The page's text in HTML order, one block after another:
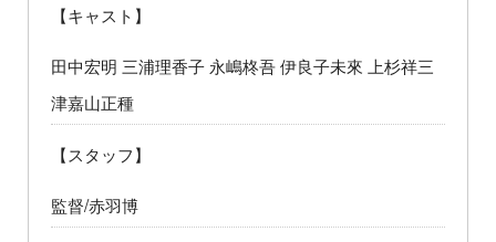
【キャスト】
田中宏明 三浦理香子 永嶋柊吾 伊良子未來 上杉祥三
津嘉山正種
【スタッフ】
監督/赤羽博